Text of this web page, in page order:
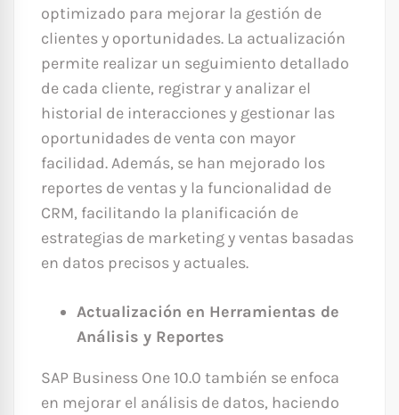
optimizado para mejorar la gestión de
clientes y oportunidades. La actualización
permite realizar un seguimiento detallado
de cada cliente, registrar y analizar el
historial de interacciones y gestionar las
oportunidades de venta con mayor
facilidad. Además, se han mejorado los
reportes de ventas y la funcionalidad de
CRM, facilitando la planificación de
estrategias de marketing y ventas basadas
en datos precisos y actuales.
Actualización en Herramientas de
Análisis y Reportes
SAP Business One 10.0 también se enfoca
en mejorar el análisis de datos, haciendo